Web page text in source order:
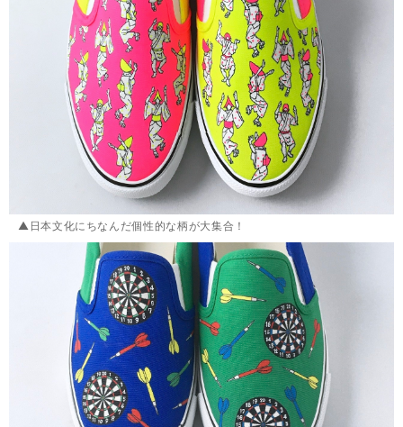
▲日本文化にちなんだ個性的な柄が大集合！